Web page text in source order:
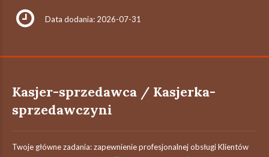
Data dodania: 2026-07-31
Kasjer-sprzedawca / Kasjerka-
sprzedawczyni
Twoje główne zadania: zapewnienie profesjonalnej obsługi Klientów